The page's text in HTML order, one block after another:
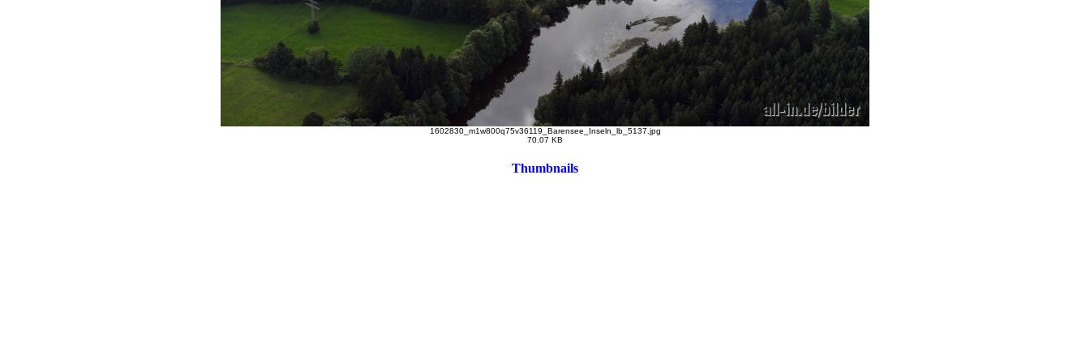
1602830_m1w800q75v36119_Barensee_Inseln_lb_5137.jpg
70.07 KB
Thumbnails